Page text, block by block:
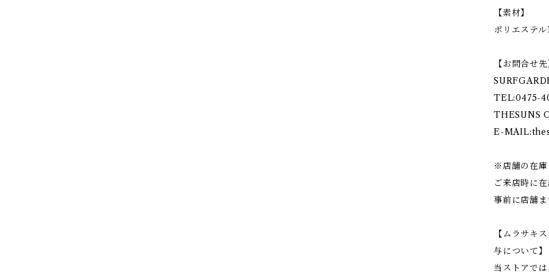
【素材】
ポリエステ
【お問合せ先
TEL:0475-
THESUNS
E-MAIL:
※店舗の在庫
ご来店時に
事前に店舗ま
【ムラサキ
与について】
当ストアで